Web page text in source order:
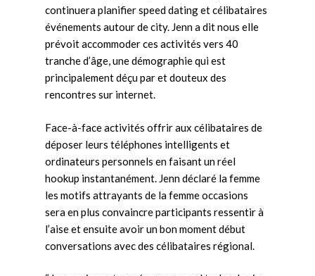
continuera planifier speed dating et célibataires
événements autour de city. Jenn a dit nous elle
prévoit accommoder ces activités vers 40
tranche d’âge, une démographie qui est
principalement déçu par et douteux des
rencontres sur internet.
Face-à-face activités offrir aux célibataires de
déposer leurs téléphones intelligents et
ordinateurs personnels en faisant un réel
hookup instantanément. Jenn déclaré la femme
les motifs attrayants de la femme occasions
sera en plus convaincre participants ressentir à
l’aise et ensuite avoir un bon moment début
conversations avec des célibataires régional.